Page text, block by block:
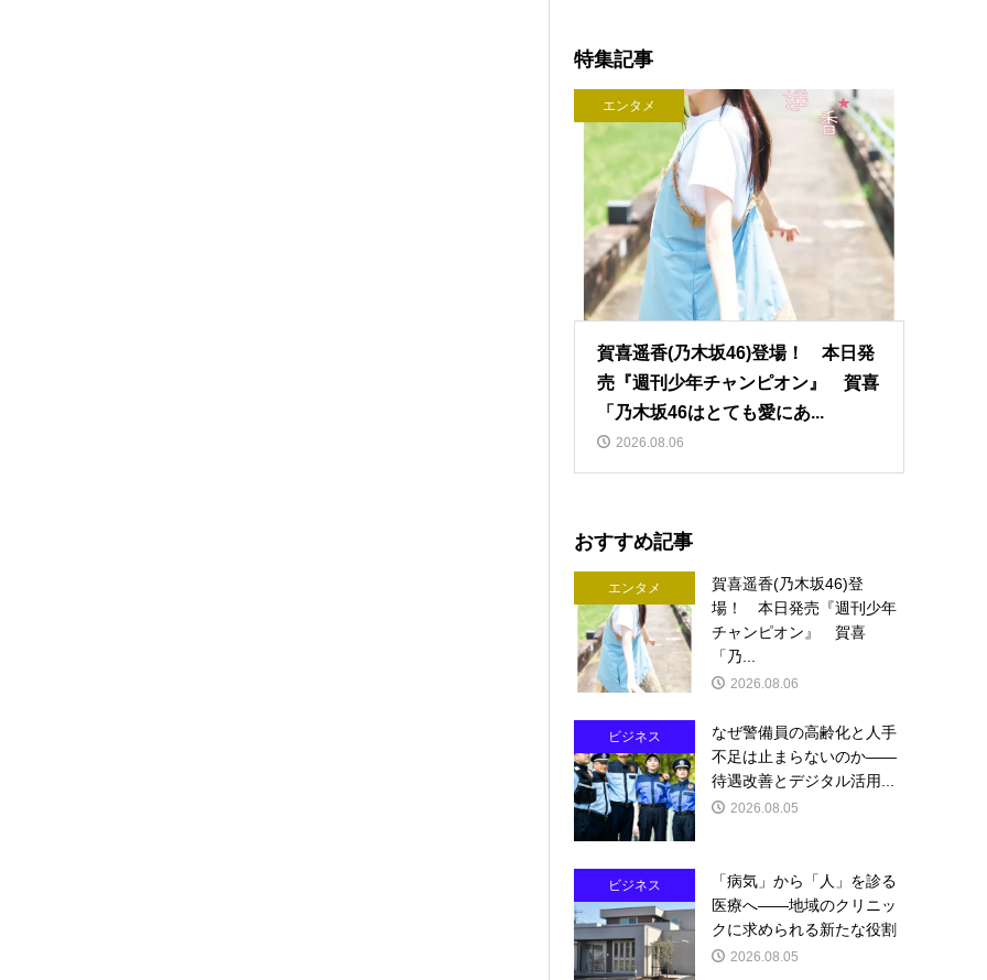
特集記事
エンタメ
賀喜遥香(乃木坂46)登場！ 本日発
売『週刊少年チャンピオン』 賀喜
「乃木坂46はとても愛にあ...
2026.08.06
おすすめ記事
エンタメ
賀喜遥香(乃木坂46)登
場！ 本日発売『週刊少年
チャンピオン』 賀喜
「乃...
2026.08.06
ビジネス
なぜ警備員の高齢化と人手
不足は止まらないのか――
待遇改善とデジタル活用...
2026.08.05
ビジネス
「病気」から「人」を診る
医療へ――地域のクリニッ
クに求められる新たな役割
2026.08.05